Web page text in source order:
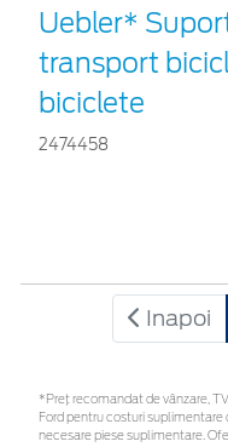
Uebler*
transport
biciclete
2474458
Inapoi
*Preţ recomandat de vânzare,
Ford pentru costuri suplimentare
necesare piese suplimentare.